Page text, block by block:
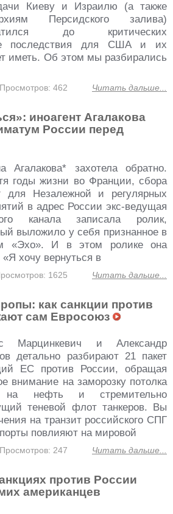
Киеву и Израилю (а также
Персидского залива)
до критических
последствия для США и их
иметь. Об этом мы разбирались
Читать дальше...
Просмотров: 462
иноагент Агалакова
России перед
Агалакова* захотела обратно.
годы жизни во Франции, сбора
для Незалежной и регулярных
в адрес России экс-ведущая
канала записала ролик,
выложило у себя признанное в
«Эхо». И в этом ролике она
хочу вернуться в
Читать дальше...
1625
как санкции против
сам Евросоюз
Марцинкевич и Александр
детально разбирают 21 пакет
ЕС против России, обращая
внимание на заморозку потолка
нефть и стремительно
теневой флот танкеров. Вы
на транзит российского СПГ
повлияют на мировой
Читать дальше...
Просмотров: 247
против России
американцев